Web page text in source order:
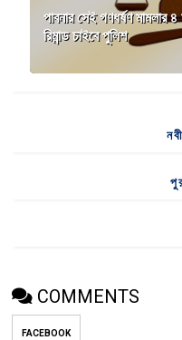
পাবনার সেই গণধর্ষণ মামলার
রিমান্ড চাইবে পুলিশ
COMMENTS
FACEBOOK